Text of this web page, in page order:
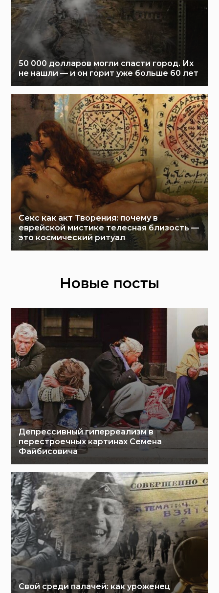
50 000 долларов могли спасти город. Их
не нашли — и он горит уже больше 60 лет
Секс как акт Творения: почему в
еврейской мистике телесная близость —
это космический ритуал
Новые посты
Депрессивный гиперреализм в
перестроечных картинах Семена
Файбисовича
Свой среди палачей: как уроженец